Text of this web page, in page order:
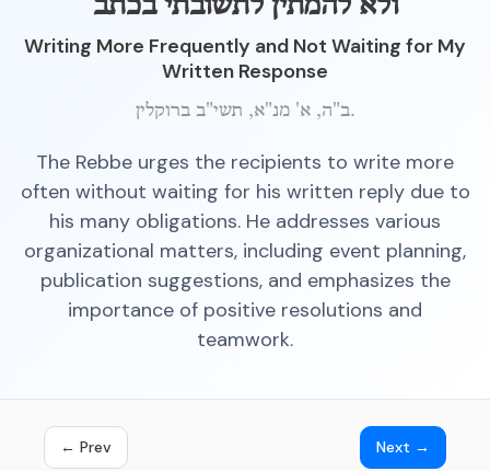
ולא להמתין לתשובתי בכתב
Writing More Frequently and Not Waiting for My
Written Response
ב"ה, א' מנ"א, תשי"ב ברוקלין.
The Rebbe urges the recipients to write more
often without waiting for his written reply due to
his many obligations. He addresses various
organizational matters, including event planning,
publication suggestions, and emphasizes the
importance of positive resolutions and
teamwork.
← Prev Next →